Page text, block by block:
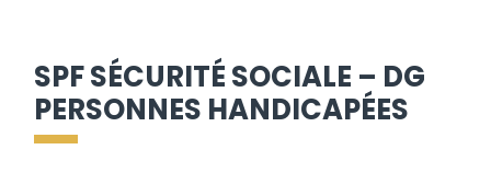
SPF SÉCURITÉ SOCIALE – DG
PERSONNES HANDICAPÉES